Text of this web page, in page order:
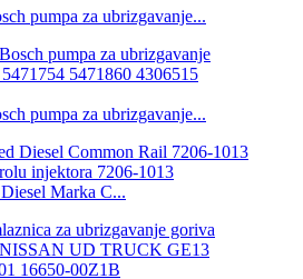
pumpa za ubrizgavanje...
pumpa za ubrizgavanje...
Marka C...